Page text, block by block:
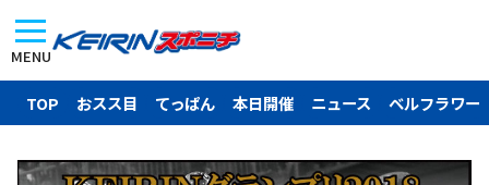
MENU
TOP おスス目 てっぱん 本日開催 ニュース ベルフラワー